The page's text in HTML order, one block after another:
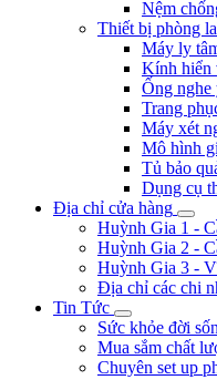
Nệm
Thiết bị phòng
Máy ly
Kính hiển
Ống nghe
Trang
Máy xét
Mô hình
Tủ bảo
Dụng cụ
Địa chỉ cửa hàng
Huỳnh Gia 1 -
Huỳnh Gia 2 -
Huỳnh Gia 3 -
Địa chỉ các chi
Tin Tức
Sức khỏe đời
Mua sắm chất
Chuyên set up